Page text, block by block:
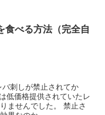
食べる方法（完全自
刺しが禁止されてか
低価格提供されていたレ
ませんでした。 禁止さ